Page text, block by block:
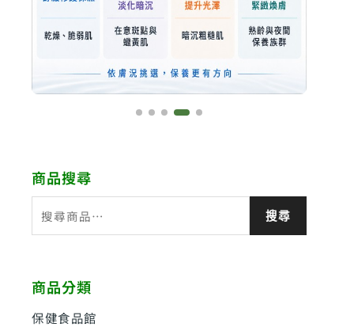
商品搜尋
尋
字
:
搜尋
商品分類
保健食品館